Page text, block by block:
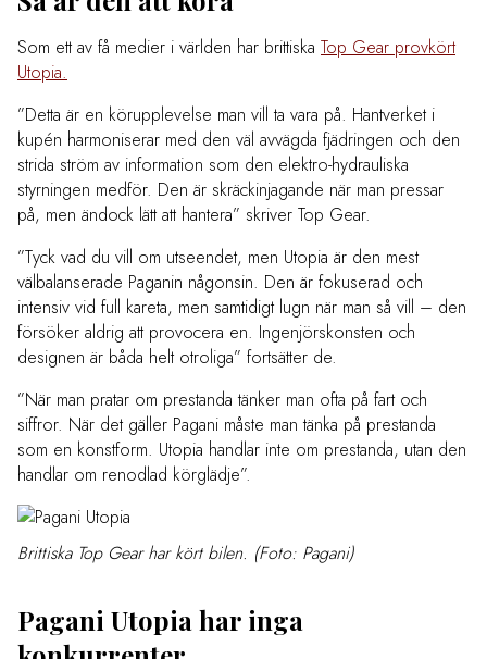
Som ett av få medier i världen har brittiska Top Gear provkört
Utopia.
”Detta är en körupplevelse man vill ta vara på. Hantverket i
kupén harmoniserar med den väl avvägda fjädringen och den
strida ström av information som den elektro-hydrauliska
styrningen medför. Den är skräckinjagande när man pressar
på, men ändock lätt att hantera” skriver Top Gear.
”Tyck vad du vill om utseendet, men Utopia är den mest
välbalanserade Paganin någonsin. Den är fokuserad och
intensiv vid full kareta, men samtidigt lugn när man så vill – den
försöker aldrig att provocera en. Ingenjörskonsten och
designen är båda helt otroliga” fortsätter de.
”När man pratar om prestanda tänker man ofta på fart och
siffror. När det gäller Pagani måste man tänka på prestanda
som en konstform. Utopia handlar inte om prestanda, utan den
handlar om renodlad körglädje”.
Brittiska Top Gear har kört bilen. (Foto: Pagani)
Pagani Utopia har inga